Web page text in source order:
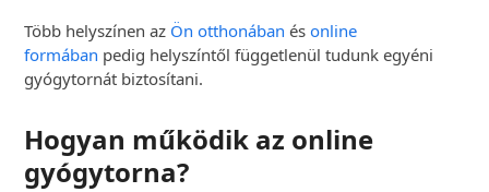
Több helyszínen az Ön otthonában ésonline
formában pedig helyszíntől függetlenül tudunk egyéni
gyógytornát biztosítani.
Hogyan működik az online
gyógytorna?